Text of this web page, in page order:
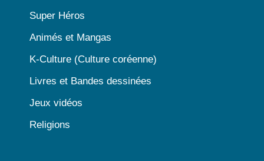
Super Héros
Animés et Mangas
K-Culture (Culture coréenne)
Livres et Bandes dessinées
Jeux vidéos
Religions